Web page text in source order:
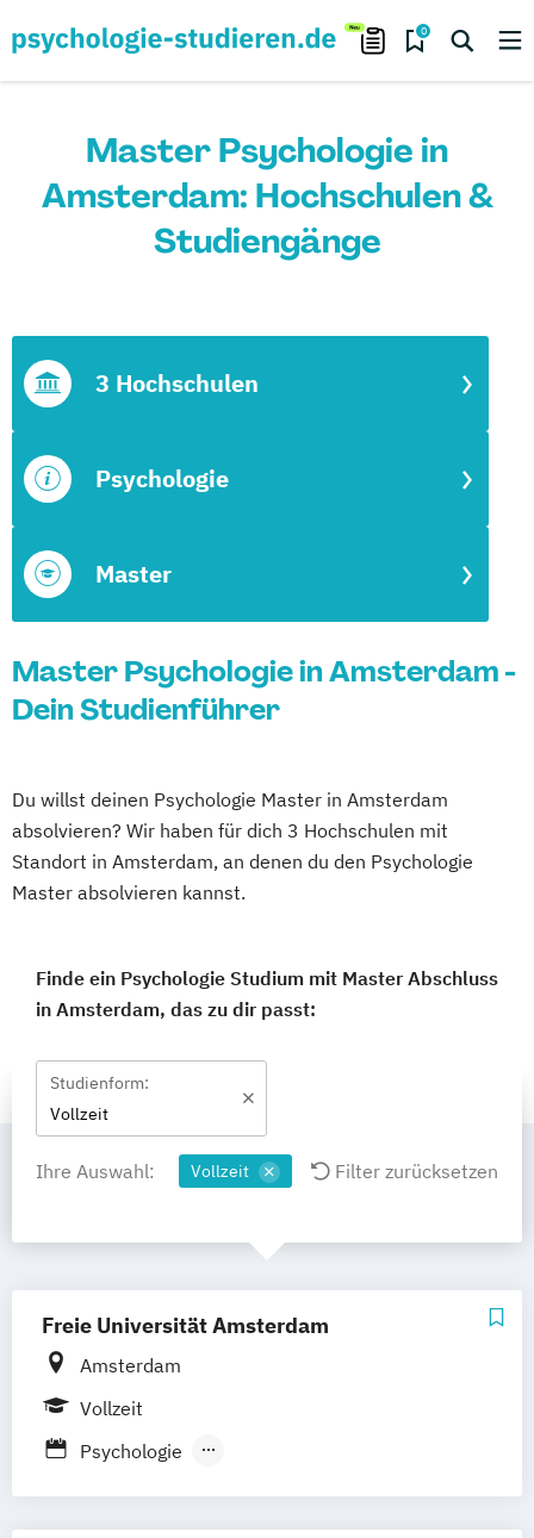
0
Master Psychologie in
Amsterdam: Hochschulen &
Studiengänge
Master
Psychologie
3 Hochschulen
Master Psychologie in Amsterdam -
Dein Studienführer
Du willst deinen Psychologie Master in Amsterdam
absolvieren? Wir haben für dich 3 Hochschulen mit
Standort in Amsterdam, an denen du den Psychologie
Master absolvieren kannst.
Finde ein Psychologie Studium mit Master Abschluss
in Amsterdam, das zu dir passt:
Studienform:
Vollzeit
Ihre Auswahl: Vollzeit Filter zurücksetzen
Freie Universität Amsterdam
Amsterdam
Vollzeit
Psychologie